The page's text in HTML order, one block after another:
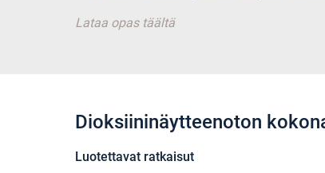
Lataa opas täältä
Dioksiininäytteenoton
Luotettavat ratkaisut